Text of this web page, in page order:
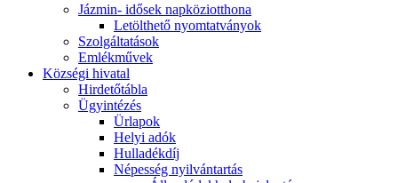
Jázmin- idősek napköziotthona
Letölthető nyomtatványok
Szolgáltatások
Emlékművek
Községi hivatal
Hirdetőtábla
Ügyintézés
Ürlapok
Helyi adók
Hulladékdíj
Népesség nyilvántartás